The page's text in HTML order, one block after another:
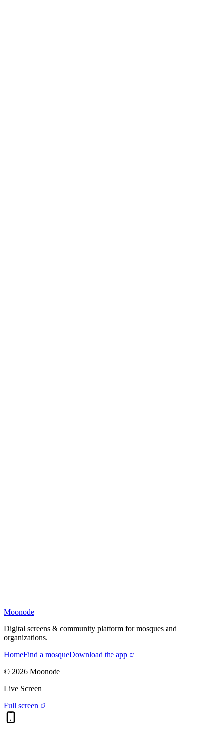
Moonode
Digital screens & community platform for mosques and
organizations.
HomeFind a mosqueDownload the app
© 2026 Moonode
Live Screen
Full screen